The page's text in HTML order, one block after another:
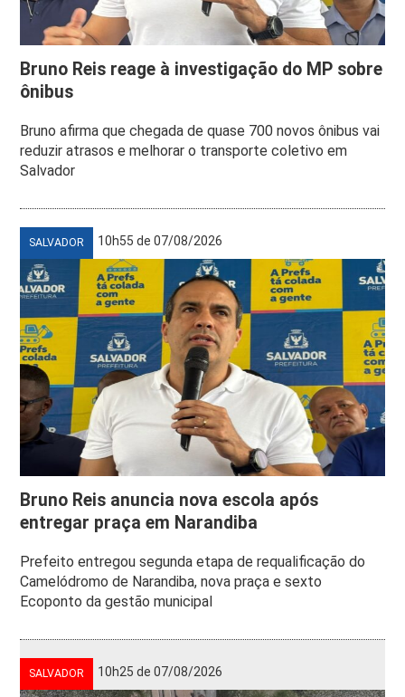
Bruno Reis reage à investigação do MP sobre
ônibus
Bruno afirma que chegada de quase 700 novos ônibus vai
reduzir atrasos e melhorar o transporte coletivo em
Salvador
SALVADOR 10h55 de 07/08/2026
Bruno Reis anuncia nova escola após
entregar praça em Narandiba
Prefeito entregou segunda etapa de requalificação do
Camelódromo de Narandiba, nova praça e sexto
Ecoponto da gestão municipal
SALVADOR 10h25 de 07/08/2026